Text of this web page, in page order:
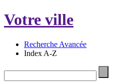
Votre ville
Recherche Avancée
Index A-Z